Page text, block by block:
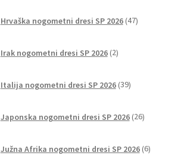
Hrvaška nogometni dresi SP 2026 47izdelkov
Irak nogometni dresi SP 2026 2izdelka
Italija nogometni dresi SP 2026 39izdelkov
Japonska nogometni dresi SP 2026 26izdelkov
Južna Afrika nogometni dresi SP 2026 6izdelkov